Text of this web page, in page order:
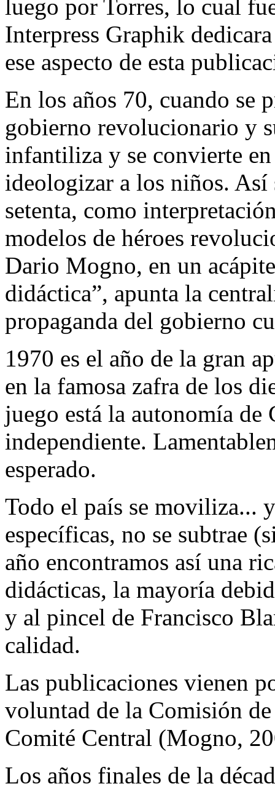
luego por Torres, lo cual
Interpress Graphik
ese aspecto de esta
En los años 70, cuando se
gobierno revolucionario y
infantiliza y se convierte
ideologizar a los niños.
setenta, como
modelos de héroes
Dario Mogno, en un
didáctica”, apunta la
propaganda del gobierno
1970 es el año de la gran
en la famosa zafra de los
juego está la autonomía de
independiente.
esperado.
Todo el país se moviliza...
específicas, no se subtrae
año encontramos así una
didácticas, la mayoría
y al pincel de Francisco
calidad.
Las publicaciones vienen
voluntad de la Comisión
Comité Central (Mogno,
Los años finales de la